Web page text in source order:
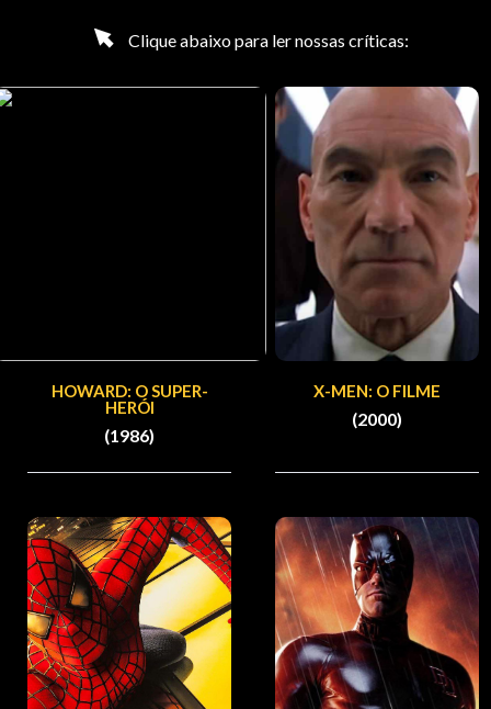
Clique abaixo para ler nossas críticas:
HOWARD: O SUPER-
HERÓI
(1986)
X-MEN: O FILME
(2000)